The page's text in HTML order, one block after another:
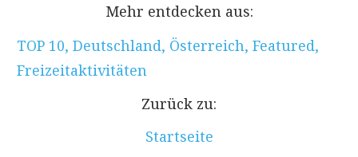
Mehr entdecken aus:
TOP 10, Deutschland, Österreich, Featured,
Freizeitaktivitäten
Zurück zu:
Startseite